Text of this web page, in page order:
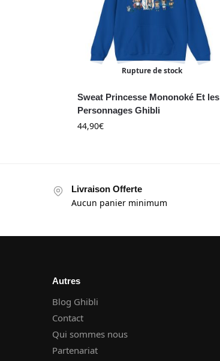
Rupture de stock
Sweat Princesse Mononoké Et les
Personnages Ghibli
44,90€
Livraison Offerte
Aucun panier minimum
Autres
Blog Ghibli
Contact
Qui sommes nous
Partenariat